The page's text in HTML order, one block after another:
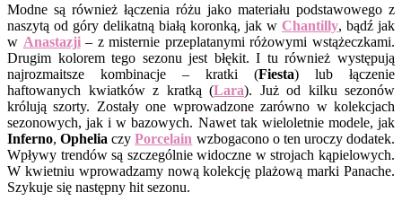
Modne są również łączenia różu jako materiału podstawowego z
naszytą od góry delikatną białą koronką, jak w Chantilly, bądź jak
w Anastazji– z misternie przeplatanymi różowymi wstążeczkami.
Drugim kolorem tego sezonu jest błękit. I tu również występują
najrozmaitsze kombinacje – kratki (Fiesta) lub łączenie
haftowanych kwiatków z kratką (Lara). Już od kilku sezonów
królują szorty. Zostały one wprowadzone zarówno w kolekcjach
sezonowych, jak i w bazowych. Nawet tak wieloletnie modele, jak
Inferno,Ophelia czyPorcelain wzbogacono o ten uroczy dodatek.
Wpływy trendów są szczególnie widoczne w strojach kąpielowych.
W kwietniu wprowadzamy nową kolekcję plażową marki Panache.
Szykuje się następny hit sezonu.